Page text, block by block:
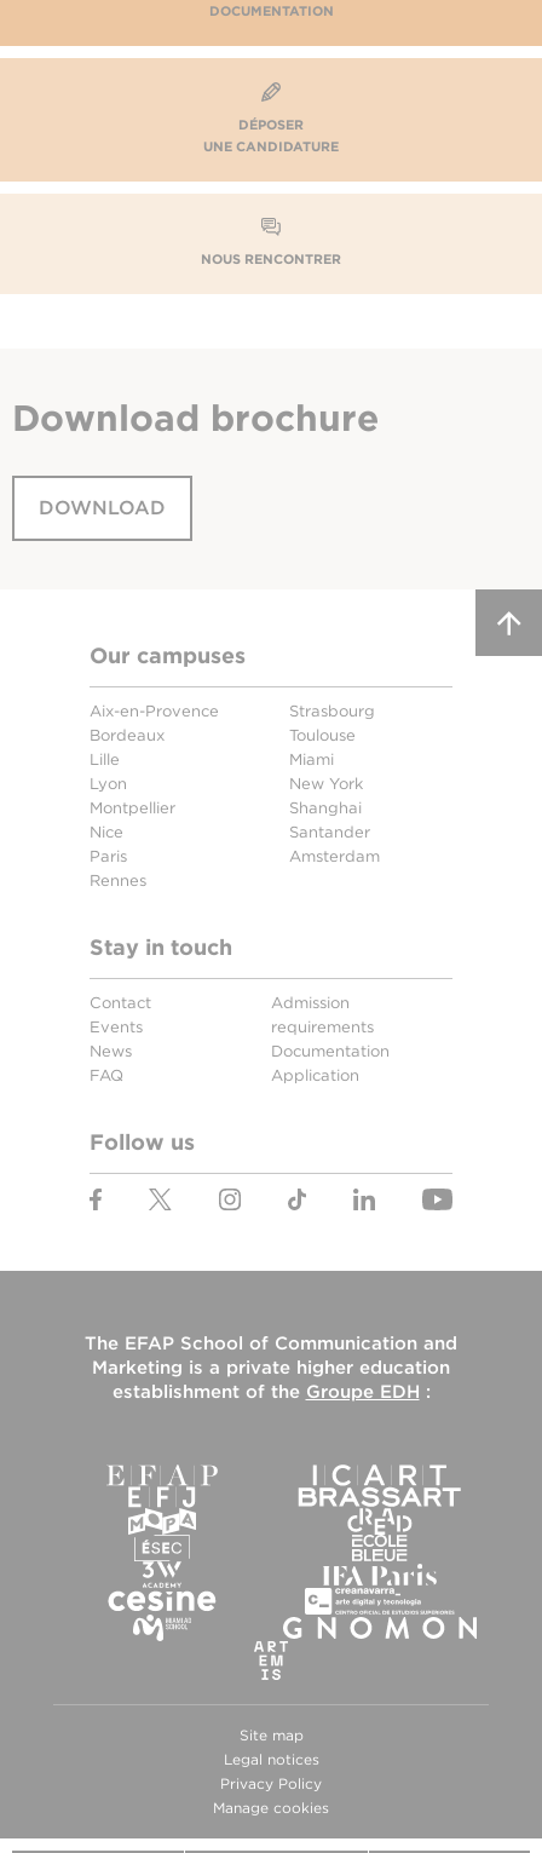
DOCUMENTATION
DÉPOSER
UNE CANDIDATURE
NOUS RENCONTRER
Download brochure
DOWNLOAD
Our campuses
Aix-en-Provence
Bordeaux
Lille
Lyon
Montpellier
Nice
Paris
Rennes
Strasbourg
Toulouse
Miami
New York
Shanghai
Santander
Amsterdam
Stay in touch
Contact
Events
News
FAQ
Admission
requirements
Documentation
Application
Follow us
The EFAP School of Communication and
Marketing is a private higher education
establishment of the Groupe EDH :
Site map
Legal notices
Privacy Policy
Manage cookies